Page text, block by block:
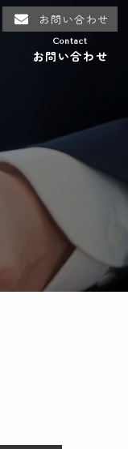
お問い合わせ
Contact
お問い合わせ